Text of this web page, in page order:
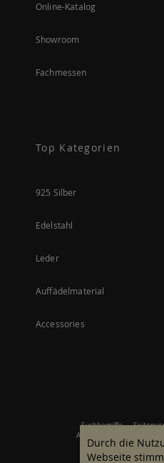
Online-Katalog
Showroom
Fachmessen
Top Kategorien
925 Silber
Edelstahl
Leder
Auffädelmaterial
Accessories
Suchbegriffe
Allgemeine
Durch die
Webseite